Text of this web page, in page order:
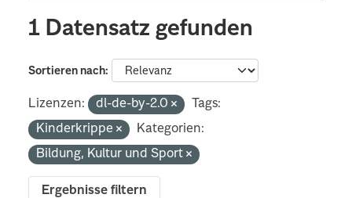
1 Datensatz gefunden
Sortieren nach
Lizenzen: dl-de-by-2.0
Tags:
Kinderkrippe
Kategorien:
Bildung, Kultur und Sport
Ergebnisse filtern